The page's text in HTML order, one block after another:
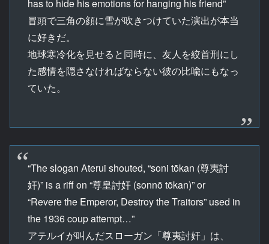
has to hide his emotions for hanging his friend”
冒頭で三角の顔に雪が吹きつけていた演出が本当
に好きだ。
地球寒冷化を見せると同時に、友人を絞首刑にし
た感情を隠さなければならない彼の比喩にもなっ
ていた。
“The slogan Aterui shouted, “soni tōkan (尊夷討
奸)” is a riff on “尊皇討奸 (sonnō tōkan)” or
“Revere the Emperor, Destroy the Traitors” used in
the 1936 coup attempt…”
アテルイが叫んだスローガン「尊夷討奸」は、